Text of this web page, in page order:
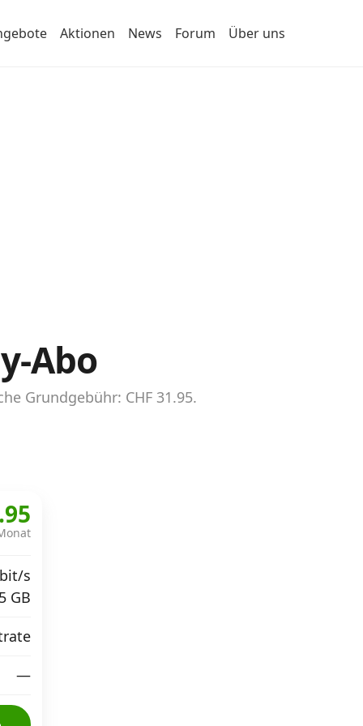
Aktionen News Forum Über uns
Abo
Grundgebühr: CHF 31.95.
s
5 GB
—